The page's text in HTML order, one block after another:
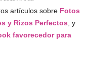
artículos sobre Fotos
y Rizos Perfectos , y
favorecedor para